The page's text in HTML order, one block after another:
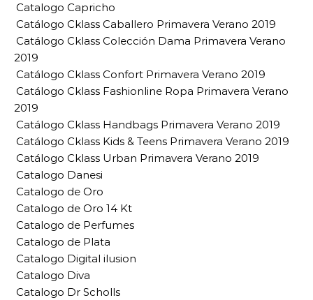
Catalogo Capricho
Catálogo Cklass Caballero Primavera Verano 2019
Catálogo Cklass Colección Dama Primavera Verano
2019
Catálogo Cklass Confort Primavera Verano 2019
Catálogo Cklass Fashionline Ropa Primavera Verano
2019
Catálogo Cklass Handbags Primavera Verano 2019
Catálogo Cklass Kids & Teens Primavera Verano 2019
Catálogo Cklass Urban Primavera Verano 2019
Catalogo Danesi
Catalogo de Oro
Catalogo de Oro 14 Kt
Catalogo de Perfumes
Catalogo de Plata
Catalogo Digital ilusion
Catalogo Diva
Catalogo Dr Scholls